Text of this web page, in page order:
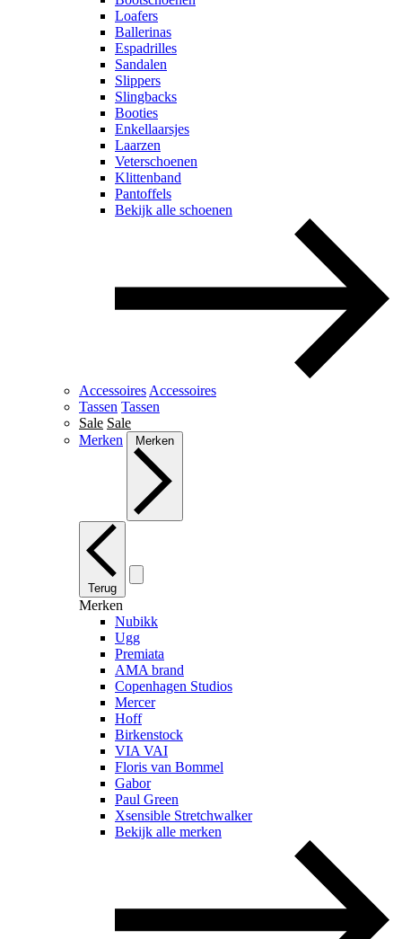
Loafers
Ballerinas
Espadrilles
Sandalen
Slippers
Slingbacks
Booties
Enkellaarsjes
Laarzen
Veterschoenen
Klittenband
Pantoffels
Bekijk alle schoenen
Accessoires Accessoires
Tassen Tassen
Sale Sale
Merken
Merken
Terug
Merken
Nubikk
Ugg
Premiata
AMA brand
Copenhagen Studios
Mercer
Hoff
Birkenstock
VIA VAI
Floris van Bommel
Gabor
Paul Green
Xsensible Stretchwalker
Bekijk alle merken